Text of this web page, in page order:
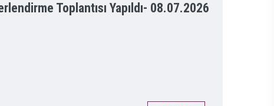
Toplantısı Yapıldı- 08.07.2026